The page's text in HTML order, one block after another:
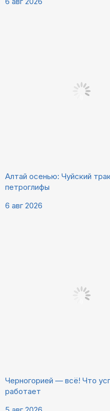
Алтай осенью: Чуйский
петроглифы
6 авг 2026
Черногорией — всё! Что
работает